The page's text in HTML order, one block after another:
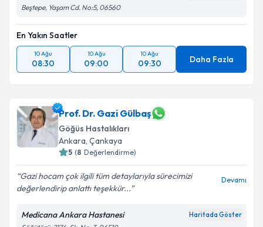
Beştepe, Yaşam Cd. No:5, 06560
En Yakın Saatler
10 Ağu
08:30
10 Ağu
09:00
10 Ağu
09:30 Daha Fazla
Prof. Dr. Gazi Gülbaş
Göğüs Hastalıkları
Ankara, Çankaya
5 (8 Değerlendirme)
Gazi hocam çok ilgili tüm detaylarıyla sürecimizi
değerlendirip anlattı teşekkür...
Devamı
Medicana Ankara Hastanesi Haritada Göster